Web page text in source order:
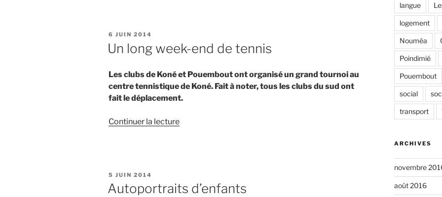
sera
PUBLIÉ
LE
6 JUIN 2014
Un long week-end de tennis
Les clubs de Koné et Pouembout ont organisé un grand tournoi au
centre tennistique de Koné. Fait à noter, tous les clubs du sud ont
fait le déplacement.
Continuer la lecturede
tennis »
PUBLIÉ
LE
5 JUIN 2014
Autoportraits d’enfants
langue
logement
Nouméa
Poindimié
Pouembout
social
transport
ARCHIVES
novembre
août 2016